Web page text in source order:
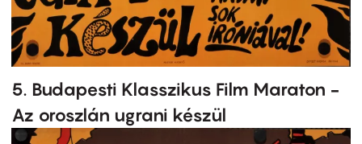
5. Budapesti Klasszikus Film Maraton -
Az oroszlán ugrani készül